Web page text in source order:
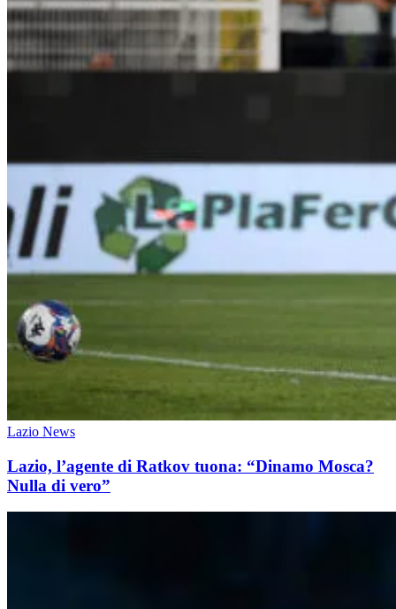
Lazio News
Lazio, l’agente di Ratkov tuona: “Dinamo Mosca?
Nulla di vero”